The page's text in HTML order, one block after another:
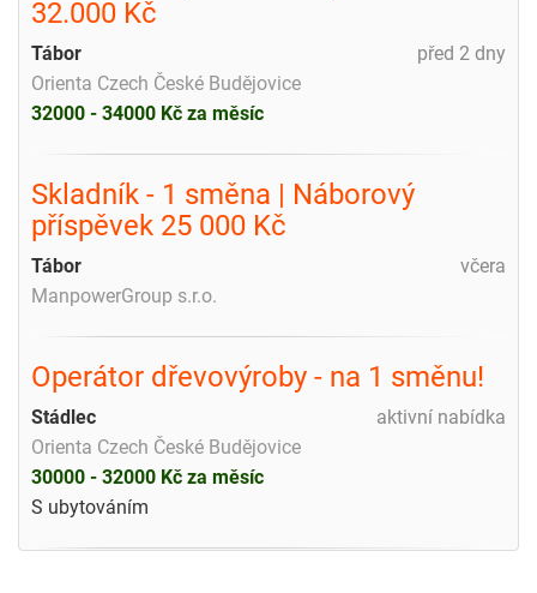
32.000 Kč
před 2 dny
Tábor
Orienta Czech České Budějovice
32000 - 34000 Kč za měsíc
Skladník - 1 směna | Náborový
příspěvek 25 000 Kč
včera
Tábor
ManpowerGroup s.r.o.
Operátor dřevovýroby - na 1 směnu!
aktivní nabídka
Stádlec
Orienta Czech České Budějovice
30000 - 32000 Kč za měsíc
S ubytováním